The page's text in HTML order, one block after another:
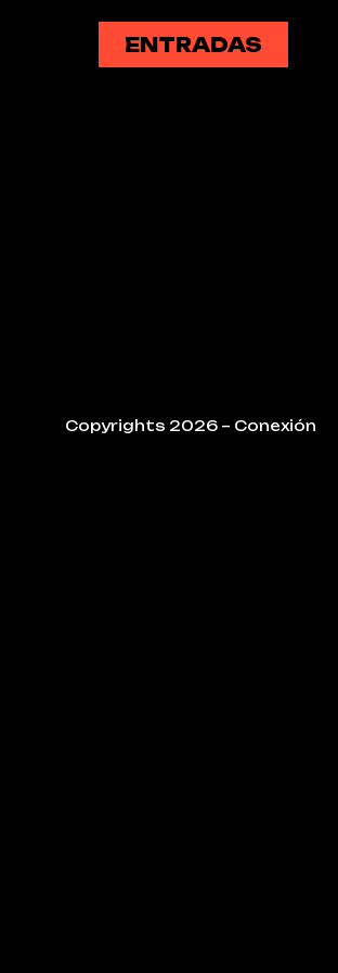
ENTRADAS
Copyrights 2026 – Conexión